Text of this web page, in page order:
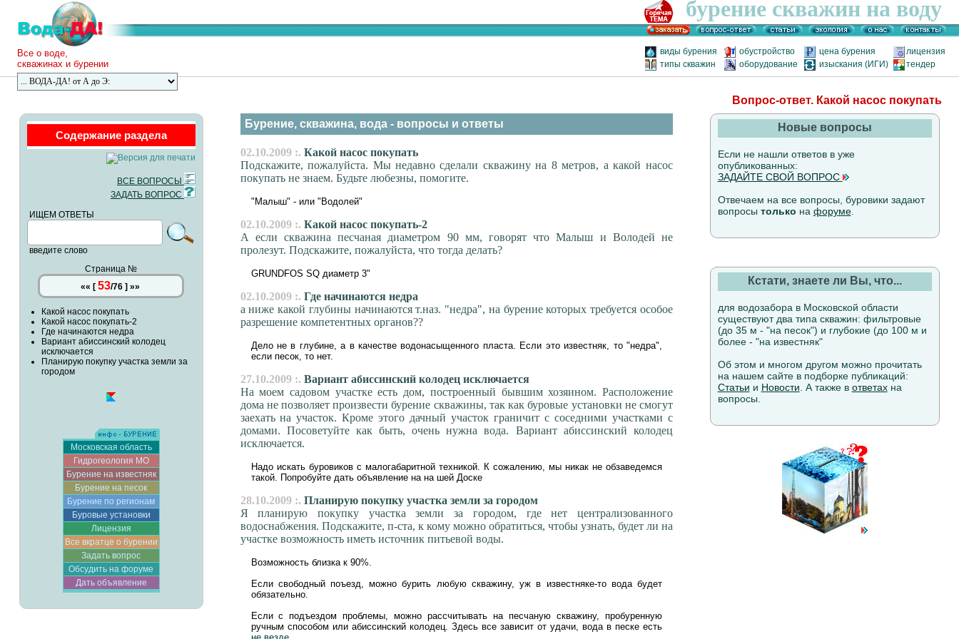
бурение скважин на воду
виды бурения обустройство цена бурения
лицензия
типы скважин
оборудование изыскания (ИГИ) тендер
Все о воде,
скважинах и бурении
Вопрос-ответ. Какой насос покупать
Содержание раздела
ВСЕ ВОПРОСЫ
ЗАДАТЬ ВОПРОС
ИЩЕМ ОТВЕТЫ
введите слово
Страница №
«« [ 53/76] »»
Какой насос покупать
Какой насос покупать-2
Где начинаются недра
Вариант абиссинский колодец
исключается
Планирую покупку участка земли за
городом
Московская область
Гидрогеология МО
Бурение на известняк
Бурение на песок
Бурение по регионам
Буровые установки
Лицензия
Все вкратце о бурении
Задать вопрос
Обсудить на форуме
Дать объявление
Бурение, скважина, вода - вопросы и ответы
02.10.2009 :. Какой насос покупать
Подскажите, пожалуйста. Мы недавно сделали скважину на 8 метров, а какой насос
покупать не знаем. Будьте любезны, помогите.
"Малыш" - или "Водолей"
02.10.2009 :. Какой насос покупать-2
А если скважина песчаная диаметром 90 мм, говорят что Малыш и Володей не
пролезут. Подскажите, пожалуйста, что тогда делать?
GRUNDFOS SQ диаметр 3"
02.10.2009 :. Где начинаются недра
а ниже какой глубины начинаются т.наз. "недра", на бурение которых требуется особое
разрешение компетентных органов??
Дело не в глубине, а в качестве водонасыщенного пласта. Если это известняк, то "недра",
если песок, то нет.
27.10.2009 :. Вариант абиссинский колодец исключается
На моем садовом участке есть дом, построенный бывшим хозяином. Расположение
дома не позволяет произвести бурение скважины, так как буровые установки не смогут
заехать на участок. Кроме этого дачный участок граничит с соседними участками с
домами. Посоветуйте как быть, очень нужна вода. Вариант абиссинский колодец
исключается.
Надо искать буровиков с малогабаритной техникой. К сожалению, мы никак не обзаведемся
такой. Попробуйте дать объявление на на шей Доске
28.10.2009 :. Планирую покупку участка земли за городом
Я планирую покупку участка земли за городом, где нет централизованного
водоснабжения. Подскажите, п-ста, к кому можно обратиться, чтобы узнать, будет ли на
участке возможность иметь источник питьевой воды.
Возможность близка к 90%.
Если свободный поъезд, можно бурить любую скважину, уж в известняке-то вода будет
обязательно.
Если с подъездом проблемы, можно рассчитывать на песчаную скважину, пробуренную
ручным способом или абиссинский колодец. Здесь все зависит от удачи, вода в песке есть
Новые вопросы
Если не нашли ответов в уже
опубликованных:
ЗАДАЙТЕ СВОЙ ВОПРОС
Отвечаем на все вопросы, буровики задают
вопросы только на форуме.
Кстати, знаете ли Вы, что...
для водозабора в Московской области
существуют два типа скважин: фильтровые
(до 35 м - "на песок") и глубокие (до 100 м и
более - "на известняк"
Об этом и многом другом можно прочитать
на нашем сайте в подборке публикаций:
Статьи и Новости . А также в ответахна
вопросы.